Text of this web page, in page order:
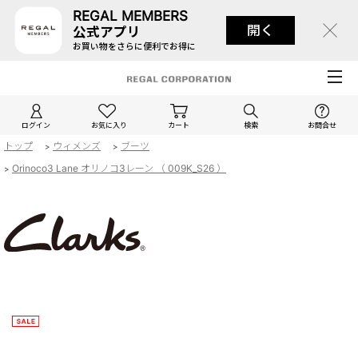
REGAL MEMBERS
公式アプリ
お買い物をさらに便利でお得に
開く
ログイン お気に入り カート 検索 お問合せ
トップ > ウィメンズ > ブーツ
> Orinoco3 Lane オリノコ3レーン （ 009K_S26 ）